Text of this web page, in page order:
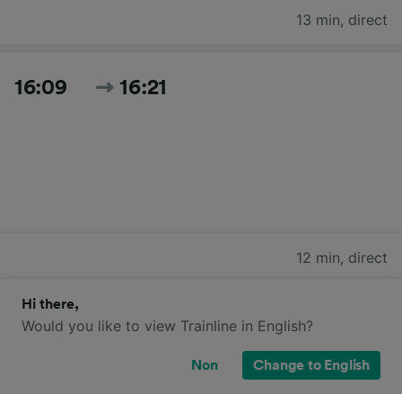
13 min, direct
16:09 16:21
12 min, direct
17:09 17:18
Hi there,
Would you like to view Trainline in English?
Non Change to English